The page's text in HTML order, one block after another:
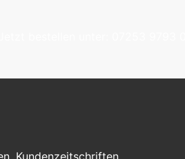
Kundenzeitschriften,